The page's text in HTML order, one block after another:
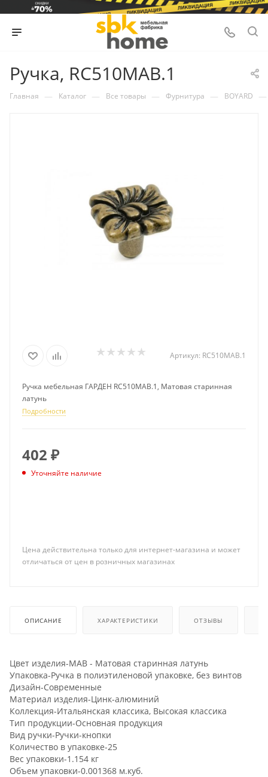
Ручка, RC510MAB.1
Главная — Каталог — Все товары — Фурнитура — BOYARD —
Артикул: RC510MAB.1
Ручка мебельная ГАРДЕН RC510MAB.1, Матовая старинная
латунь
Подробности
402 ₽
Уточняйте наличие
Цена действительна только для интернет-магазина и может
отличаться от цен в розничных магазинах
ОПИСАНИЕ ХАРАКТЕРИСТИКИ ОТЗЫВЫ
Цвет изделия-MAB - Матовая старинная латунь
Упаковка-Ручка в полиэтиленовой упаковке, без винтов
Дизайн-Современные
Материал изделия-Цинк-алюминий
Коллекция-Итальянская классика, Высокая классика
Тип продукции-Основная продукция
Вид ручки-Ручки-кнопки
Количество в упаковке-25
Вес упаковки-1.154 кг
Объем упаковки-0.001368 м.куб.